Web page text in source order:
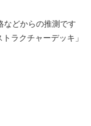
などからの推測です
ラクチャーデッキ」